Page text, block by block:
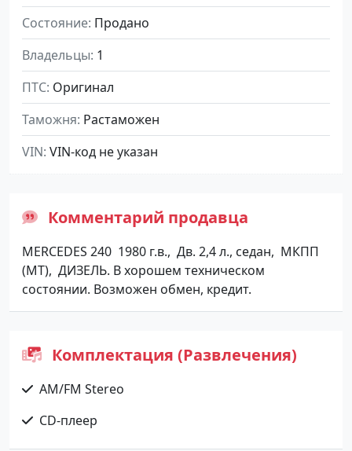
Состояние Продано
Владельцы 1
ПТС Оригинал
Таможня Растаможен
VIN VIN-код не указан
Комментарий продавца
MERCEDES 240 1980 г.в., Дв. 2,4 л., седан, МКПП
(МТ), ДИЗЕЛЬ. В хорошем техническом
состоянии. Возможен обмен, кредит.
Комплектация (Развлечения)
AM/FM Stereo
CD-плеер